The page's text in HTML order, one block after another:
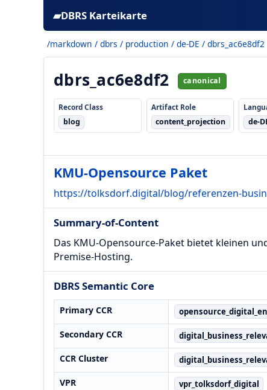
▰DBRS Karteikarte
/markdown / dbrs / production / de-DE / dbrs_ac6e8df2
dbrs_ac6e8df2 canonical
Record Class
blog
Artifact Role
content_projection de-
KMU-Opensource Paket
https://tolksdorf.digital/blog/referenzen-
Summary-of-Content
Das KMU-Opensource-Paket bietet kleinen
Premise-Hosting.
DBRS Semantic Core
Primary CCR
Secondary CCR
CCR Cluster
VPR vpr_tolksdorf_digital